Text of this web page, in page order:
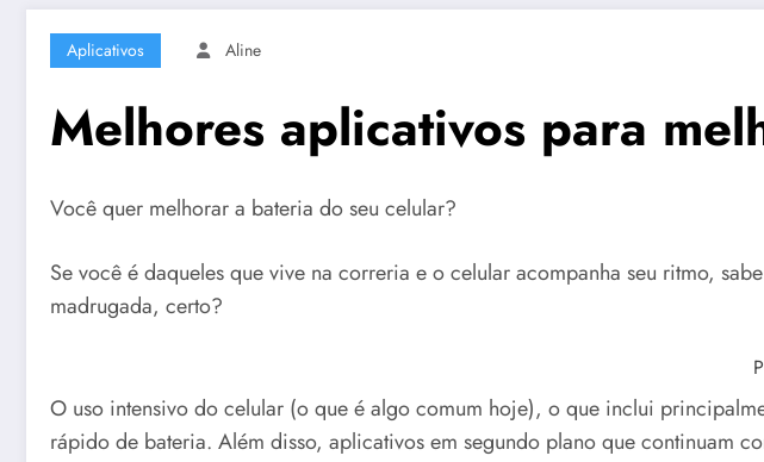
Aplicativos Aline
Melhores aplicativos para
Você quer melhorar a bateria do seu celular?
Se você é daqueles que vive na correria e o celular acompanha seu ritmo,
madrugada, certo?
O uso intensivo do celular (o que é algo comum hoje), o que inclui
rápido de bateria. Além disso, aplicativos em segundo plano que continuam